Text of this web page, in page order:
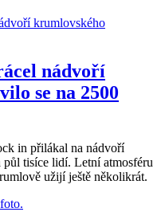
nádvoří
se na 2500
in přilákal na nádvoří
tisíce lidí. Letní atmosféru
užijí ještě několikrát.